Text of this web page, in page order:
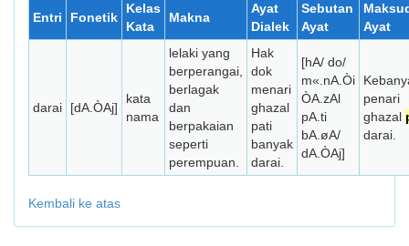
Entri Fonetik
Kelas
Kata
Makna
Ayat
Dialek
Sebutan
Ayat
Ayat
darai [dA.ÒAj]
kata
nama
lelaki yang
berperangai,
berlagak
dan
berpakaian
seperti
perempuan.
Hak
dok
menari
ghazal
pati
banyak
darai.
[hA/ do/
m«.nA.Òi
ÒA.zAl
pA.ti
bA.øA/
dA.ÒAj]
penari
ghazal
darai.
Kembali ke atas